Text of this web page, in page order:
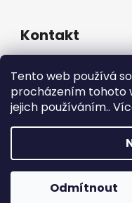
Tento web používá
procházením tohoto
jejich používáním..
Odmítnout
Kontakt
777 192 550
777 192 550
Copyright 2026